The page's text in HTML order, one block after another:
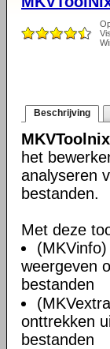
Beschrijving
MKVToolnix
het
analyseren
bestanden.
Met deze
weergeven
bestanden
onttrekken
bestanden